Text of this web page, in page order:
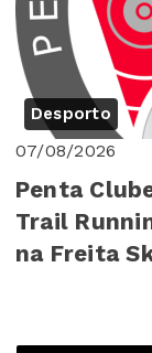
Desporto
07/08/2026
Penta
Trail
na Freita